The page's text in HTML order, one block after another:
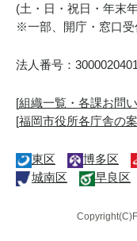
(土・日・祝日・年末
※一部、開庁・窓口受
法人番号：
[組織一覧・各課お問
[福岡市役所各庁舎の
東区 博多区
城南区
早良区